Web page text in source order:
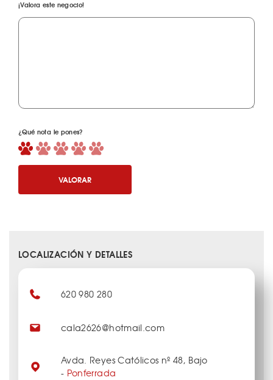
¡Valora este negocio!
¿Qué nota le pones?
VALORAR
LOCALIZACIÓN Y DETALLES
620 980 280
cala2626@hotmail.com
Avda. Reyes Católicos nº 48, Bajo
- Ponferrada